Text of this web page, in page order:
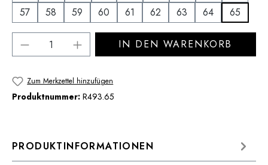
57
58 59 60 61 62 63 64 65
Produkt Anzahl: Gib den gewünschten
IN DEN WARENKORB
Zum Merkzettel hinzufügen
Produktnummer: R493.65
PRODUKTINFORMATIONEN